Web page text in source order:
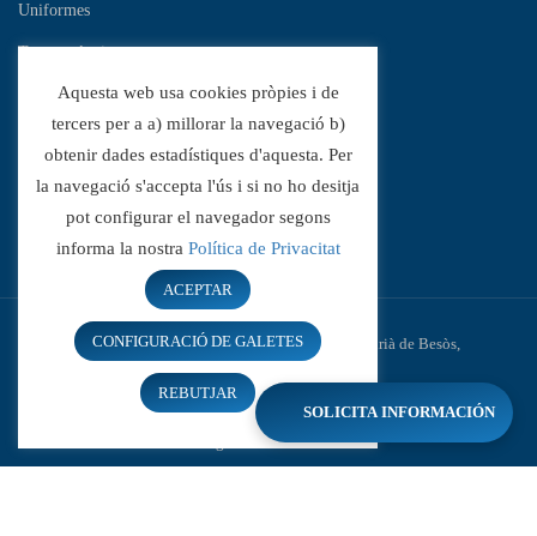
Uniformes
Transparència
Canal de denúncies
Notícies
XIII Jocs Floral Catalunya – Guanyador
© Escola Túrbula - Escola privada concertada a Sant Adrià de Besòs,
2025 All Rights Reserved
SOLICITA INFORMACIÓN
Aquesta web usa cookies pròpies i de
tercers per a a) millorar la navegació b)
obtenir dades estadístiques d'aquesta. Per
la navegació s'accepta l'ús i si no ho desitja
pot configurar el navegador segons
informa la nostra Política de Privacitat
ACEPTAR
CONFIGURACIÓ DE GALETES
REBUTJAR